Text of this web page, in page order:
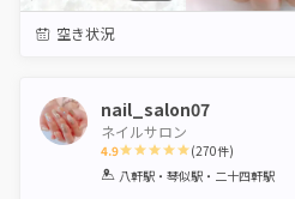
空き状況
nail_salon07
ネイルサロン
4.9
1 2 3 4 5
(270件)
八軒駅・琴似駅・二十四軒駅